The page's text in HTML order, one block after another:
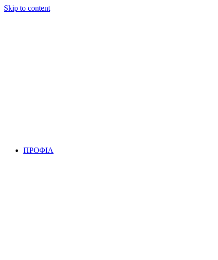
Skip to content
ΠΡΟΦΙΛ